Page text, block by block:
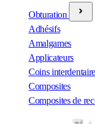
Obturation
Adhésifs
Amalgames
Applicateurs
Coins
Composites
Composites de